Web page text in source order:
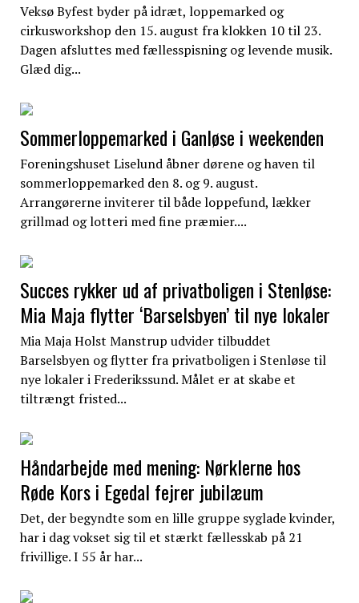
Veksø Byfest byder på idræt, loppemarked og
cirkusworkshop den 15. august fra klokken 10 til 23.
Dagen afsluttes med fællesspisning og levende musik.
Glæd dig...
Sommerloppemarked i Ganløse i weekenden
Foreningshuset Liselund åbner dørene og haven til
sommerloppemarked den 8. og 9. august.
Arrangørerne inviterer til både loppefund, lækker
grillmad og lotteri med fine præmier....
Succes rykker ud af privatboligen i Stenløse:
Mia Maja flytter ‘Barselsbyen’ til nye lokaler
Mia Maja Holst Manstrup udvider tilbuddet
Barselsbyen og flytter fra privatboligen i Stenløse til
nye lokaler i Frederikssund. Målet er at skabe et
tiltrængt fristed...
Håndarbejde med mening: Nørklerne hos
Røde Kors i Egedal fejrer jubilæum
Det, der begyndte som en lille gruppe syglade kvinder,
har i dag vokset sig til et stærkt fællesskab på 21
frivillige. I 55 år har...